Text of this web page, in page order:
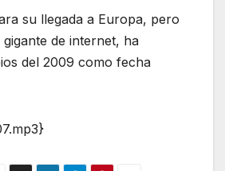
su llegada a Europa, pero
de internet, ha
del 2009 como fecha